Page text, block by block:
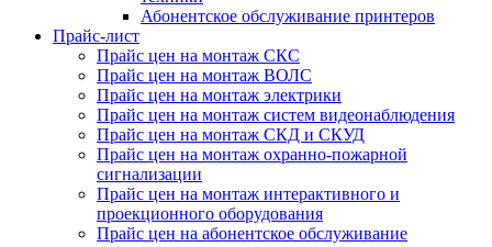
Абонентское обслуживание принтеров
Прайс-лист
Прайс цен на монтаж СКС
Прайс цен на монтаж ВОЛС
Прайс цен на монтаж электрики
Прайс цен на монтаж систем видеонаблюдения
Прайс цен на монтаж СКД и СКУД
Прайс цен на монтаж охранно-пожарной
сигнализации
Прайс цен на монтаж интерактивного и
проекционного оборудования
Прайс цен на абонентское обслуживание